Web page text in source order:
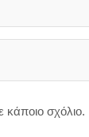
κάποιο σχόλιο.